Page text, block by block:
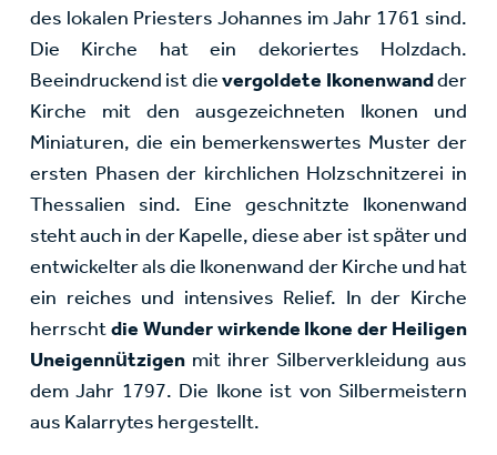
des lokalen Priesters Johannes im Jahr 1761 sind.
Die Kirche hat ein dekoriertes Holzdach.
Beeindruckend ist dievergoldete Ikonenwandder
Kirche mit den ausgezeichneten Ikonen und
Miniaturen, die ein bemerkenswertes Muster der
ersten Phasen der kirchlichen Holzschnitzerei in
Thessalien sind. Eine geschnitzte Ikonenwand
steht auch in der Kapelle, diese aber ist später und
entwickelter als die Ikonenwand der Kirche und hat
ein reiches und intensives Relief. In der Kirche
herrschtdie Wunder wirkende Ikone der Heiligen
Uneigennützigen mit ihrer Silberverkleidung aus
dem Jahr 1797. Die Ikone ist von Silbermeistern
aus Kalarrytes hergestellt.